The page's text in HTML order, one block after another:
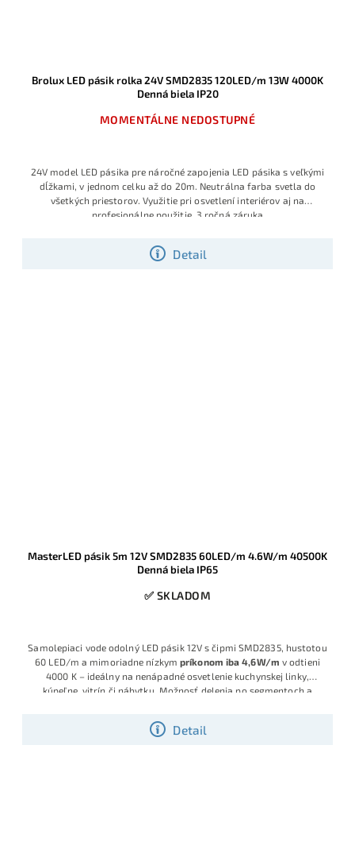
Brolux LED pásik rolka 24V SMD2835 120LED/m 13W 4000K
Denná biela IP20
MOMENTÁLNE NEDOSTUPNÉ
Detail
24V model LED pásika pre náročné zapojenia LED pásika s veľkými
dĺžkami, v jednom celku až do 20m. Neutrálna farba svetla do
všetkých priestorov. Využitie pri osvetlení interiérov aj na
profesionálne použitie, 3 ročná záruka
MasterLED pásik 5m 12V SMD2835 60LED/m 4.6W/m 40500K
Denná biela IP65
✅ SKLADOM
Detail
Samolepiaci vode odolný LED pásik 12V s čipmi SMD2835, hustotou
60 LED/m a mimoriadne nízkym príkonom iba 4,6W/m v odtieni
4000 K – ideálny na nenápadné osvetlenie kuchynskej linky,
kúpeľne, vitrín či nábytku. Možnosť delenia po segmentoch a